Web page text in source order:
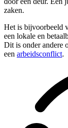
zaken.
Het is bijvoorbeeld
een lokale en
Dit is onder andere
een arbeidsconflict.